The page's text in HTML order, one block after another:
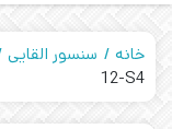
خانه سنسور القایی
12-S4